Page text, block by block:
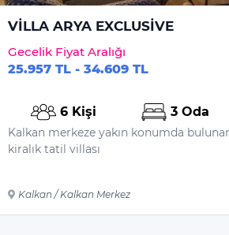
VİLLA ARYA EXCLUSİVE
Gecelik Fiyat Aralığı
25.957 TL - 34.609 TL
6 Kişi 3 Oda
Kalkan merkeze yakın konumda
kiralık tatil villası
Kalkan / Kalkan Merkez